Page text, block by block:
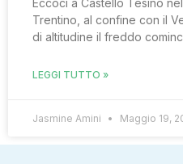
Eccoci a Castello Tesino
Trentino, al confine con il
di altitudine il freddo
LEGGI TUTTO »
Jasmine Amini Maggio 19,